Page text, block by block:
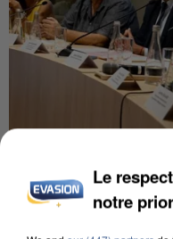
INCENDIES : L’ÎLE-
DE SOLIDARITÉ
Le
notre